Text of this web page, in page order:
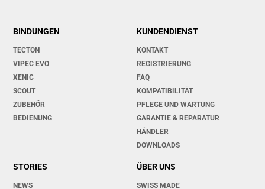
BINDUNGEN
TECTON
VIPEC EVO
XENIC
SCOUT
ZUBEHÖR
BEDIENUNG
KUNDENDIENST
KONTAKT
REGISTRIERUNG
FAQ
KOMPATIBILITÄT
PFLEGE UND WARTUNG
GARANTIE & REPARATUR
HÄNDLER
DOWNLOADS
STORIES
NEWS
ÜBER UNS
SWISS MADE